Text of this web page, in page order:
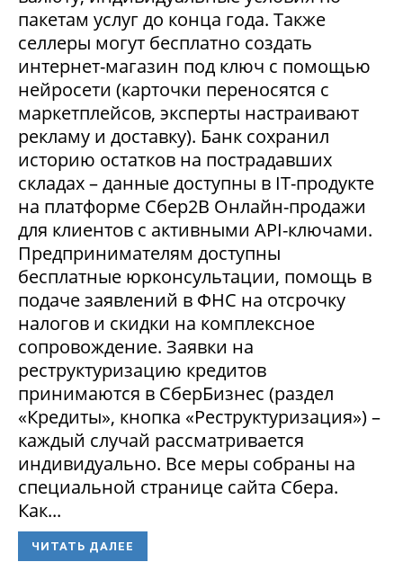
пакетам услуг до конца года. Также
селлеры могут бесплатно создать
интернет-магазин под ключ с помощью
нейросети (карточки переносятся с
маркетплейсов, эксперты настраивают
рекламу и доставку). Банк сохранил
историю остатков на пострадавших
складах – данные доступны в IT-продукте
на платформе Сбер2В Онлайн-продажи
для клиентов с активными API-ключами.
Предпринимателям доступны
бесплатные юрконсультации, помощь в
подаче заявлений в ФНС на отсрочку
налогов и скидки на комплексное
сопровождение. Заявки на
реструктуризацию кредитов
принимаются в СберБизнес (раздел
«Кредиты», кнопка «Реструктуризация») –
каждый случай рассматривается
индивидуально. Все меры собраны на
специальной странице сайта Сбера.
Как...
ЧИТАТЬ ДАЛЕЕ